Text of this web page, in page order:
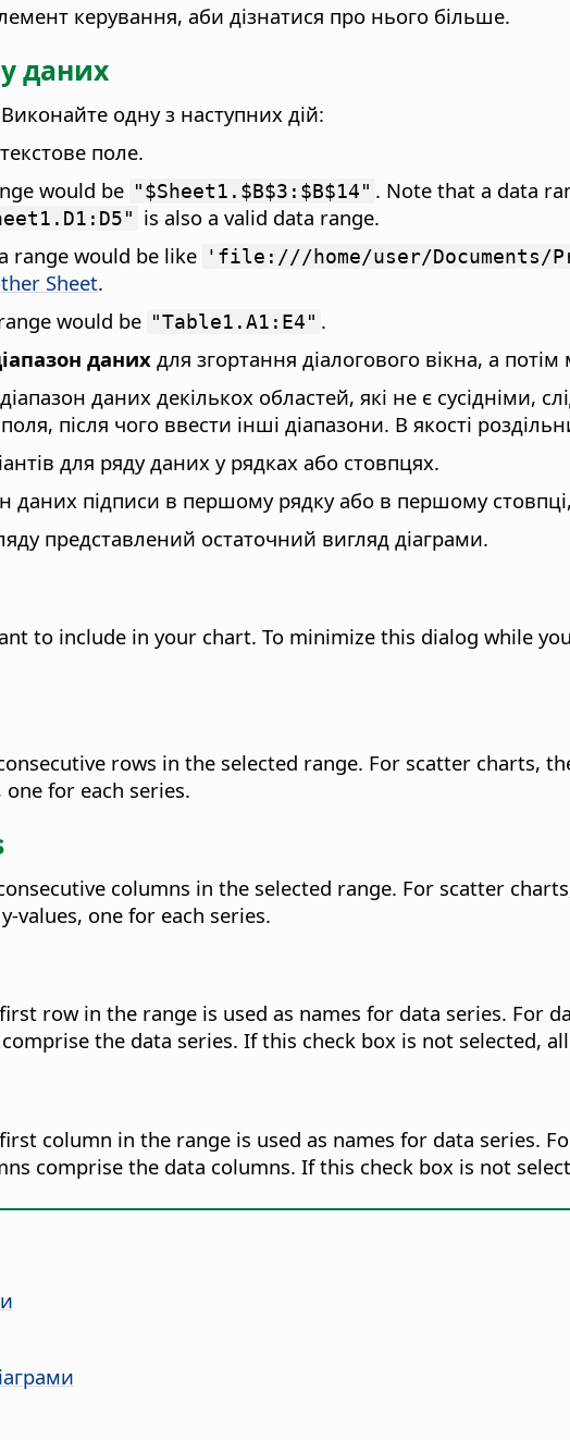
керування, аби дізнатися про нього більше.
даних
одну з наступних дій:
поле.
would be "$Sheet1.$B$3:$B$14" . Note that a data
is also a valid data range.
range would be like 'file:///home/user/Documents/
Sheet.
would be "Table1.A1:E4" .
даних для згортання діалогового вікна, а
даних декількох областей, які не є сусідніми,
після чого ввести інші діапазони. В якості
для ряду даних у рядках або стовпцях.
даних підписи в першому рядку або в першому стовпці,
представлений остаточний вигляд діаграми.
to include in your chart. To minimize this dialog while
rows in the selected range. For scatter charts,
one for each series.
columns in the selected range. For scatter
values, one for each series.
row in the range is used as names for data series. For
the data series. If this check box is not selected,
column in the range is used as names for data series.
comprise the data columns. If this check box is not